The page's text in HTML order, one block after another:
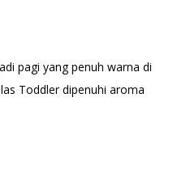
pagi yang penuh warna di
Toddler dipenuhi aroma